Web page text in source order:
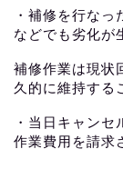
・補修を行な
などでも劣化が
補修作業は現状
久的に維持する
・当日キャンセ
作業費用を請求